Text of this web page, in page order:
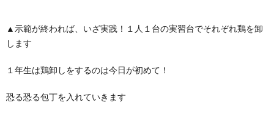
▲示範が終われば、いざ実践！１人１台の実習台でそれぞれ鶏を卸
します
１年生は鶏卸しをするのは今日が初めて！
恐る恐る包丁を入れていきます